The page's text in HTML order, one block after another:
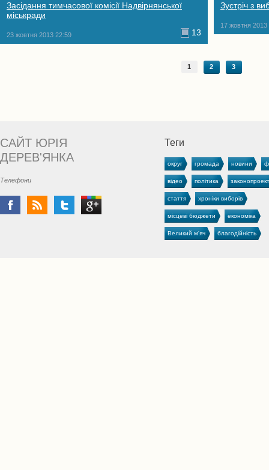
Засідання тимчасової комісії Надвірнянської
міськради
23 жовтня 2013 22:59 13
Зустріч з
17 жовтня 2013
1 2 3
САЙТ ЮРІЯ
ДЕРЕВ'ЯНКА
Телефони
Теги
округ громада новини
відео політика
стаття хроніки виборів
місцеві бюджети економіка
Великий м'яч благодійність